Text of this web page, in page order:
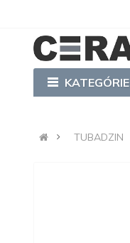
KATEGÓRIE
TUBADZIN